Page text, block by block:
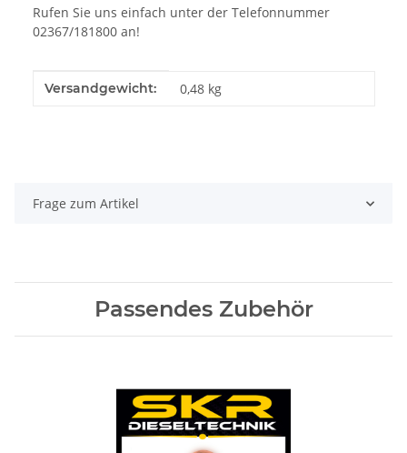
Rufen Sie uns einfach unter der Telefonnummer
02367/181800 an!
Produkteigenschaft
Wert
Versandgewicht: 0,48 kg
Frage zum Artikel
Passendes Zubehör